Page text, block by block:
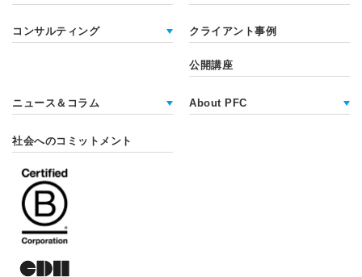
コンサルティング クライアント事例
公開講座
ニュース＆コラム About PFC
社会へのコミットメント